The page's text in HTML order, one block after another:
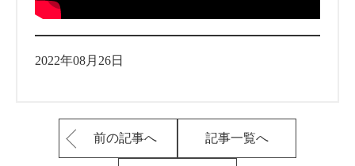
2022年08月26日
前の記事へ 記事一覧へ